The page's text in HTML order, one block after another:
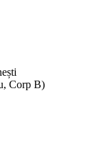
Corp B)